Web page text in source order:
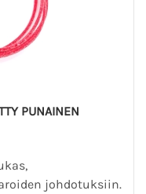
PUNAINEN
johdotuksiin.